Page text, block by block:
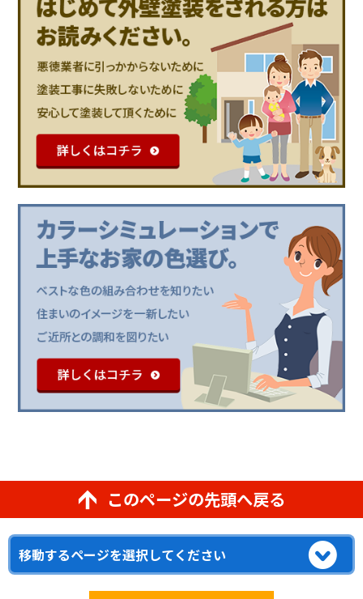
このページの先頭へ戻る